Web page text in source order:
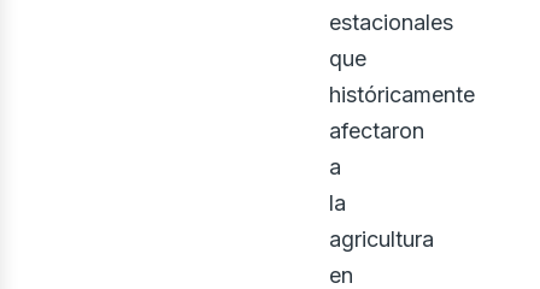
estacionales
que
históricamente
afectaron
a
la
agricultura
en